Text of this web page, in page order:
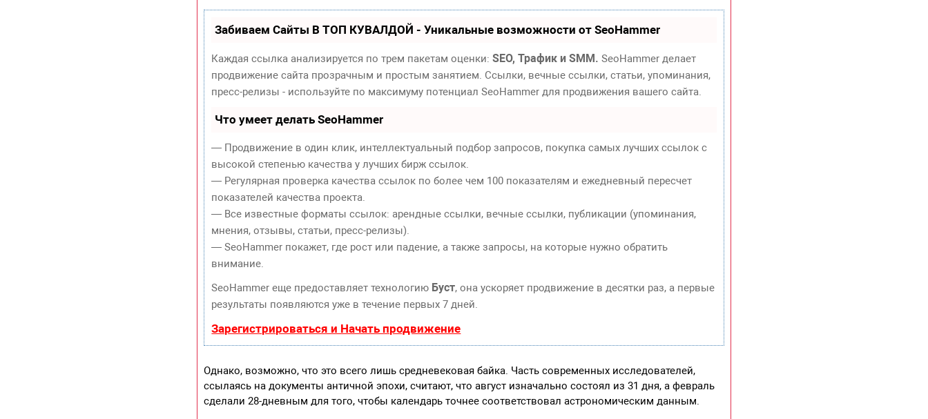
Забиваем Сайты В ТОП КУВАЛДОЙ - Уникальные возможности от SeoHammer
Каждая ссылка анализируется по трем пакетам оценки:SEO, Трафик и SMM. SeoHammer делает
продвижение сайта прозрачным и простым занятием. Ссылки, вечные ссылки, статьи, упоминания,
пресс-релизы - используйте по максимуму потенциал SeoHammer для продвижения вашего сайта.
Что умеет делать SeoHammer
— Продвижение в один клик, интеллектуальный подбор запросов, покупка самых лучших ссылок с
высокой степенью качества у лучших бирж ссылок.
— Регулярная проверка качества ссылок по более чем 100 показателям и ежедневный пересчет
показателей качества проекта.
— Все известные форматы ссылок: арендные ссылки, вечные ссылки, публикации (упоминания,
мнения, отзывы, статьи, пресс-релизы).
— SeoHammer покажет, где рост или падение, а также запросы, на которые нужно обратить
внимание.
SeoHammer еще предоставляет технологию Буст, она ускоряет продвижение в десятки раз, а первые
результаты появляются уже в течение первых 7 дней.
Зарегистрироваться и Начать продвижение
Однако, возможно, что это всего лишь средневековая байка. Часть современных исследователей,
ссылаясь на документы античной эпохи, считают, что август изначально состоял из 31 дня, а февраль
сделали 28-дневным для того, чтобы календарь точнее соответствовал астрономическим данным.